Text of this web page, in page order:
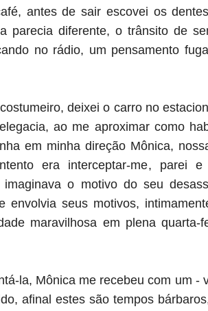
antes de sair escovei os
parecia diferente, o trânsito de
no rádio, um pensamento
deixei o carro no
ao me aproximar como
em minha direção Mônica,
era interceptar-me, parei
o motivo do seu
envolvia seus motivos,
maravilhosa em plena quarta-
la, Mônica me recebeu com um -
afinal estes são tempos